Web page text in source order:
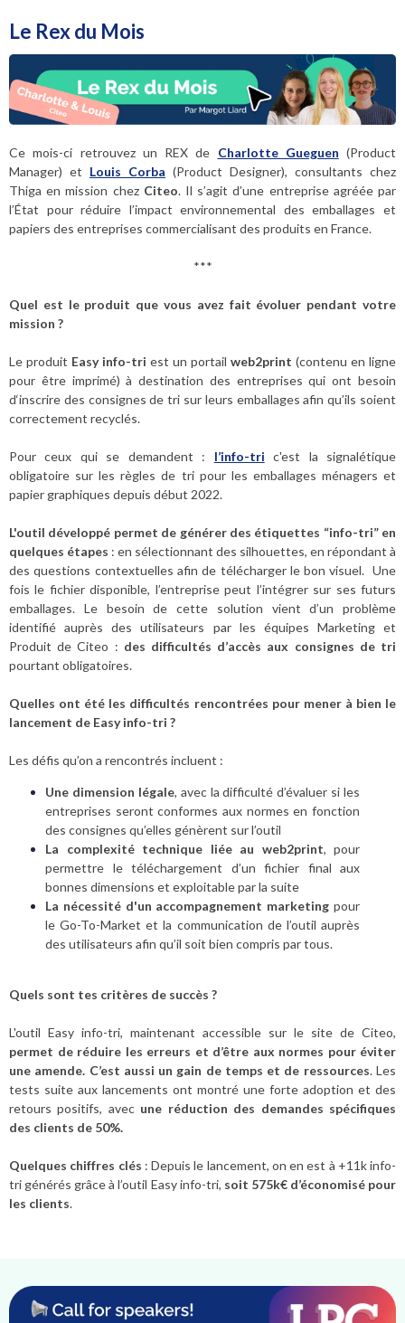
Le Rex du Mois
Ce mois-ci retrouvez un REX de Charlotte Gueguen (Product
Manager) et Louis Corba (Product Designer), consultants chez
Thiga en mission chez Citeo. Il s’agit d’une entreprise agréée par
l’État pour réduire l’impact environnemental des emballages et
papiers des entreprises commercialisant des produits en France.
***
Quel est le produit que vous avez fait évoluer pendant votre
mission ?
Le produit Easy info-tri est un portail web2print (contenu en ligne
pour être imprimé) à destination des entreprises qui ont besoin
d‘inscrire des consignes de tri sur leurs emballages afin qu’ils soient
correctement recyclés.
Pour ceux qui se demandent : l’info-tri c'est la signalétique
obligatoire sur les règles de tri pour les emballages ménagers et
papier graphiques depuis début 2022.
L'outil développé permet de générer des étiquettes “info-tri” en
quelques étapes : en sélectionnant des silhouettes, en répondant à
des questions contextuelles afin de télécharger le bon visuel. Une
fois le fichier disponible, l’entreprise peut l’intégrer sur ses futurs
emballages. Le besoin de cette solution vient d’un problème
identifié auprès des utilisateurs par les équipes Marketing et
Produit de Citeo : des difficultés d’accès aux consignes de tri
pourtant obligatoires.
Quelles ont été les difficultés rencontrées pour mener à bien le
lancement de Easy info-tri ?
Les défis qu’on a rencontrés incluent :
Une dimension légale, avec la difficulté d’évaluer si les
entreprises seront conformes aux normes en fonction
des consignes qu’elles génèrent sur l’outil
La complexité technique liée au web2print, pour
permettre le téléchargement d’un fichier final aux
bonnes dimensions et exploitable par la suite
La nécessité d'un accompagnement marketing pour
le Go-To-Market et la communication de l’outil auprès
des utilisateurs afin qu’il soit bien compris par tous.
Quels sont tes critères de succès ?
L'outil Easy info-tri, maintenant accessible sur le site de Citeo,
permet de réduire les erreurs et d’être aux normes pour éviter
une amende. C’est aussi un gain de temps et de ressources. Les
tests suite aux lancements ont montré une forte adoption et des
retours positifs, avec une réduction des demandes spécifiques
des clients de 50%.
Quelques chiffres clés : Depuis le lancement, on en est à +11k info-
tri générés grâce à l’outil Easy info-tri, soit 575k€ d’économisé pour
les clients.